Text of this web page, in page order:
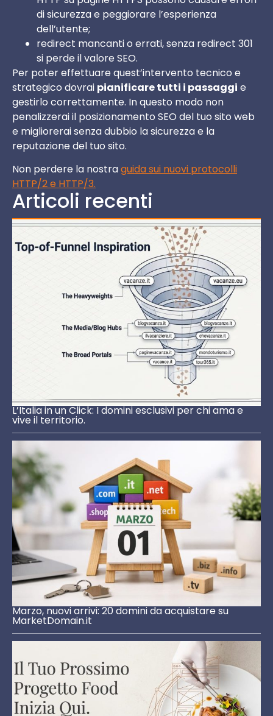
di sicurezza e peggiorare l’esperienza
dell’utente;
redirect mancanti o errati, senza redirect 301
si perde il valore SEO.
Per poter effettuare quest’intervento tecnico e
strategico dovrai pianificare tutti i passaggi e
gestirlo correttamente. In questo modo non
penalizzerai il posizionamento SEO del tuo sito web
e migliorerai senza dubbio la sicurezza e la
reputazione del tuo sito.
Non perdere la nostraguida sui nuovi protocolli
HTTP/2 e HTTP/3.
Articoli recenti
L’Italia in un Click: I domini esclusivi per chi ama e
vive il territorio.
Marzo, nuovi arrivi: 20 domini da acquistare su
MarketDomain.it